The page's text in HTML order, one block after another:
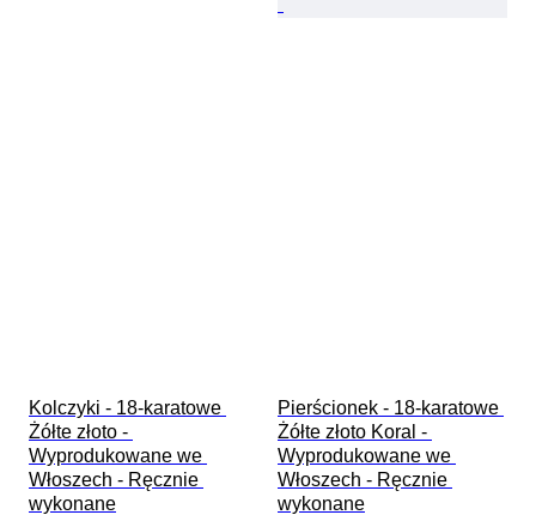
Kolczyki - 18-karatowe
Żółte złoto -
Wyprodukowane we
Włoszech - Ręcznie
wykonane
Pierścionek - 18-karatowe
Żółte złoto Koral -
Wyprodukowane we
Włoszech - Ręcznie
wykonane